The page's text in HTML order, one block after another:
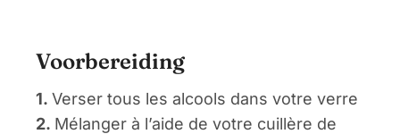
Voorbereiding
1. Verser tous les alcools dans votre verre
2. Mélanger à l’aide de votre cuillère de